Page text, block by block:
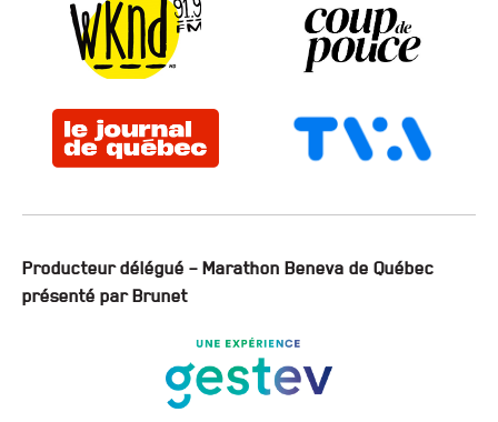
Producteur délégué – Marathon Beneva de Québec
présenté par Brunet